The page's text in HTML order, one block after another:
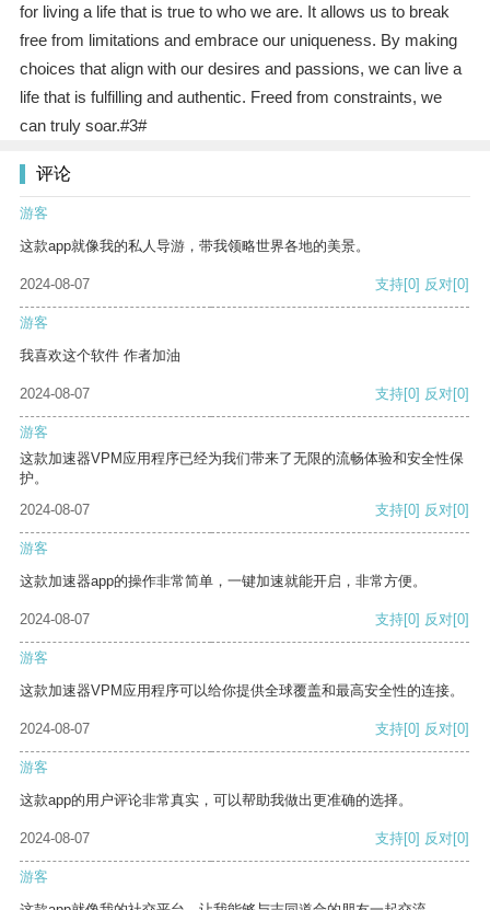
for living a life that is true to who we are. It allows us to break
free from limitations and embrace our uniqueness. By making
choices that align with our desires and passions, we can live a
life that is fulfilling and authentic. Freed from constraints, we
can truly soar.#3#
评论
游客
这款app就像我的私人导游，带我领略世界各地的美景。
2024-08-07 支持[0] 反对[0]
游客
我喜欢这个软件 作者加油
2024-08-07 支持[0] 反对[0]
游客
这款加速器VPM应用程序已经为我们带来了无限的流畅体验和安全性保
护。
2024-08-07
支持[0] 反对[0]
游客
这款加速器app的操作非常简单，一键加速就能开启，非常方便。
2024-08-07 支持[0] 反对[0]
游客
这款加速器VPM应用程序可以给你提供全球覆盖和最高安全性的连接。
2024-08-07 支持[0] 反对[0]
游客
这款app的用户评论非常真实，可以帮助我做出更准确的选择。
2024-08-07 支持[0] 反对[0]
游客